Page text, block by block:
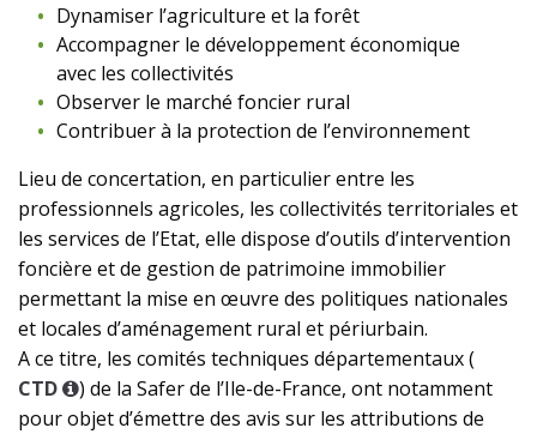
Dynamiser l’agriculture et la forêt
Accompagner le développement économique
avec les collectivités
Observer le marché foncier rural
Contribuer à la protection de l’environnement
Lieu de concertation, en particulier entre les
professionnels agricoles, les collectivités territoriales et
les services de l’Etat, elle dispose d’outils d’intervention
foncière et de gestion de patrimoine immobilier
permettant la mise en œuvre des politiques nationales
et locales d’aménagement rural et périurbain.
A ce titre, les comités techniques départementaux (
CTD
) de la Safer de l’Ile-de-France, ont notamment
pour objet d’émettre des avis sur les attributions de